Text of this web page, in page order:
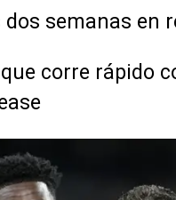
semanas
corre rápido
IA